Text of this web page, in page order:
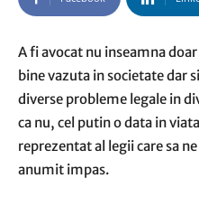
A fi avocat nu inseamna
bine vazuta in societate dar
diverse probleme legale in
ca nu, cel putin o data in
reprezentat al legii care sa
anumit impas.